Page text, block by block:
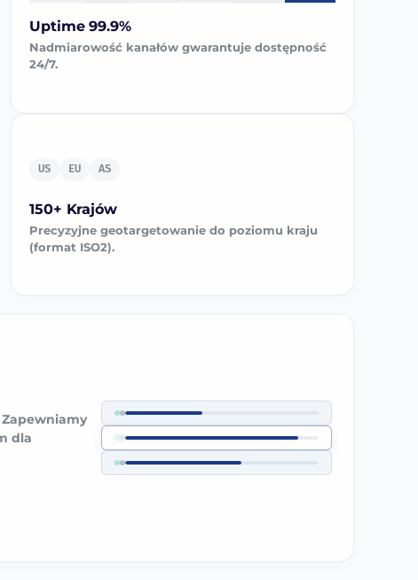
Uptime 99.9%
Nadmiarowość kanałów gwarantuje dostępność
24/7.
US EU AS
150+ Krajów
Precyzyjne geotargetowanie do poziomu kraju
(format ISO2).
dla